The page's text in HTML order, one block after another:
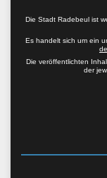
Die Stadt Radebeul ist
Es handelt sich um ein
Die veröffentlichten
der